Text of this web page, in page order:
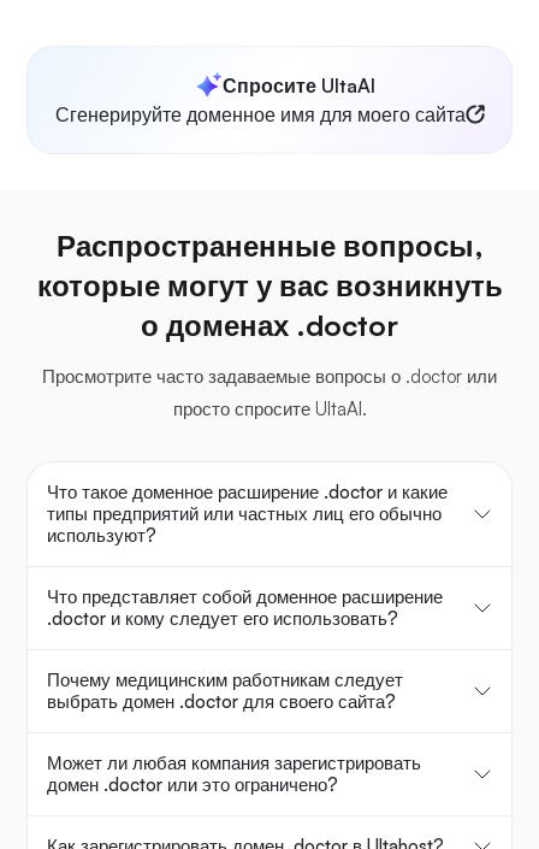
Спросите UltaAI
Сгенерируйте доменное имя для моего сайта
Распространенные вопросы,
которые могут у вас возникнуть
о доменах .doctor
Просмотрите часто задаваемые вопросы о .doctor или
просто спросите UltaAI.
Что такое доменное расширение .doctor и какие
типы предприятий или частных лиц его обычно
используют?
Что представляет собой доменное расширение
.doctor и кому следует его использовать?
Почему медицинским работникам следует
выбрать домен .doctor для своего сайта?
Может ли любая компания зарегистрировать
домен .doctor или это ограничено?